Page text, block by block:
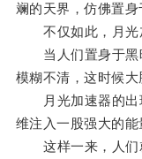
斓的天界，仿佛置身
不仅如此，月光加
当人们置身于黑
模糊不清，这时候大
月光加速器的出
维注入一股强大的能
这样一来，人们